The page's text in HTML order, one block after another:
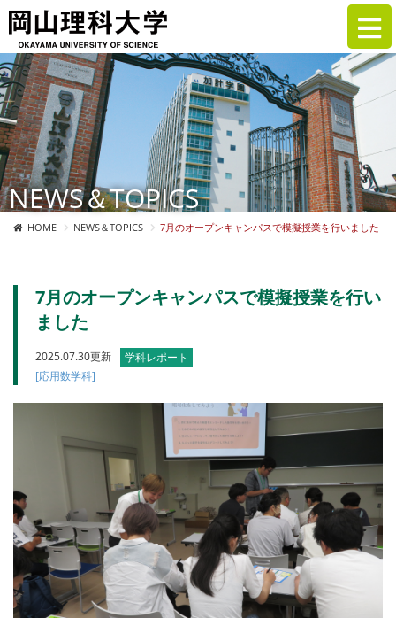
NEWS＆TOPICS
HOME NEWS＆TOPICS 7月のオープンキャンパスで模擬授業を行いました
7月のオープンキャンパスで模擬授業を行い
ました
2025.07.30更新
学科レポート
[応用数学科]